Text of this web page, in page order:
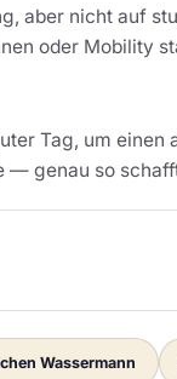
aber nicht auf
oder Mobility
Tag, um
genau so
Wassermann